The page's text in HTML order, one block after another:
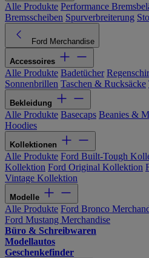
Alle Produkte Performance
Bremsscheiben Spurverbreiterung
Ford Merchandise
Accessoires
Alle Produkte Badetücher
Sonnenbrillen Taschen & Rucksäcke
Bekleidung
Alle Produkte Basecaps Beanies &
Hoodies
Kollektionen
Alle Produkte Ford Built-Tough
Kollektion Ford Original Kollektion
Vintage Kollektion
Modelle
Alle Produkte Ford Bronco
Ford Mustang Merchandise
Büro & Schreibwaren
Modellautos
Geschenkefinder